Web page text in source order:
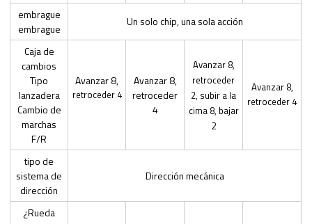
embrague
embrague
Un solo chip, una sola acción
Caja de
cambios
Tipo
lanzadera
Cambio de
marchas
F/R
Avanzar 8,
retroceder 4
Avanzar 8,
retroceder
4
Avanzar 8,
retroceder
2, subir a la
cima 8, bajar
2
Avanzar 8,
retroceder 4
tipo de
sistema de
dirección
Dirección mecánica
¿Rueda